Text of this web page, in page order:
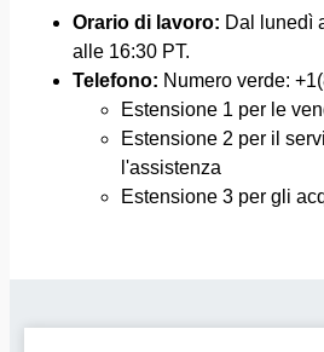
Orario di lavoro: Dal lunedì
alle 16:30 PT.
Telefono: Numero verde:
Estensione 1 per le
Estensione 2 per il
l'assistenza
Estensione 3 per gli